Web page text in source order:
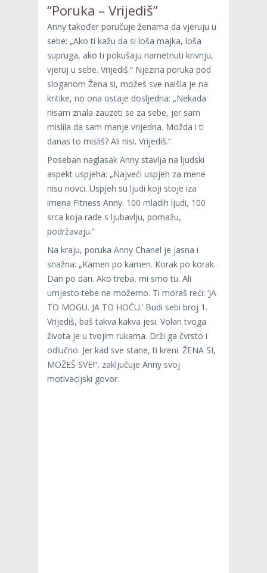
“Poruka – Vrijediš”
Anny također poručuje ženama da vjeruju u
sebe: „Ako ti kažu da si loša majka, loša
supruga, ako ti pokušaju nametnuti krivnju,
vjeruj u sebe. Vrijediš.“ Njezina poruka pod
sloganom Žena si, možeš sve naišla je na
kritike, no ona ostaje dosljedna: „Nekada
nisam znala zauzeti se za sebe, jer sam
mislila da sam manje vrijedna. Možda i ti
danas to misliš? Ali nisi. Vrijediš.“
Poseban naglasak Anny stavlja na ljudski
aspekt uspjeha: „Najveći uspjeh za mene
nisu novci. Uspjeh su ljudi koji stoje iza
imena Fitness Anny. 100 mladih ljudi, 100
srca koja rade s ljubavlju, pomažu,
podržavaju.“
Na kraju, poruka Anny Chanel je jasna i
snažna: „Kamen po kamen. Korak po korak.
Dan po dan. Ako treba, mi smo tu. Ali
umjesto tebe ne možemo. Ti moraš reći: ‘JA
TO MOGU. JA TO HOĆU.’ Budi sebi broj 1.
Vrijediš, baš takva kakva jesi. Volan tvoga
života je u tvojim rukama. Drži ga čvrsto i
odlučno. Jer kad sve stane, ti kreni. ŽENA SI,
MOŽEŠ SVE!“, zaključuje Anny svoj
motivacijski govor.